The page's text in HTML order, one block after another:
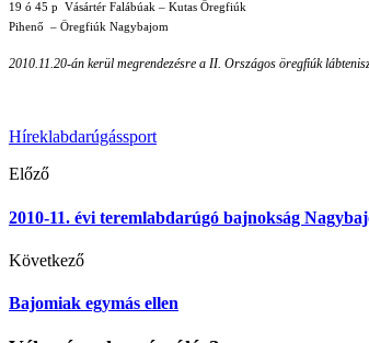
19 ó 45 p Vásártér Falábúak – Kutas Öregfiúk
Pihenő – Öregfiúk Nagybajom
2010.11.20-án kerül megrendezésre a II. Országos öregfiúk
Híreklabdarúgássport
Előző
2010-11. évi teremlabdarúgó bajnokság
Következő
Bajomiak egymás ellen